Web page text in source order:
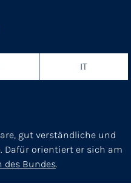
IT
gut verständliche und
Dafür orientiert er sich am
des Bundes.